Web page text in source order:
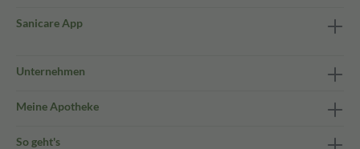
Sanicare App
Unternehmen
Meine Apotheke
So geht's